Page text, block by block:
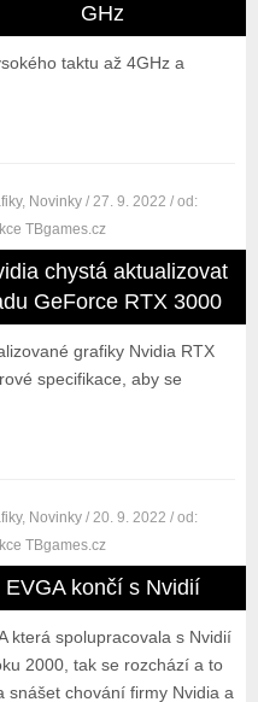
GHz
taktu až 4GHz a
, Novinky / 27. 9. 2022 / od:
TBgames.cz
chystá aktualizovat
GeForce RTX 3000
grafiky Nvidia RTX
specifikace, aby se
, Novinky / 20. 9. 2022 / od:
TBgames.cz
EVGA končí s Nvidií
která spolupracovala s Nvidií
2000, tak se rozchází a to
snášet chování firmy Nvidia a